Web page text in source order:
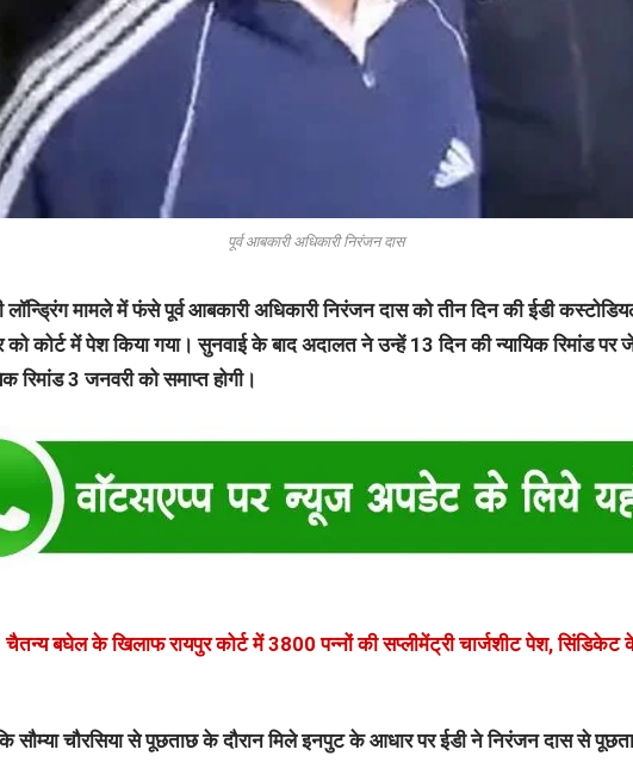
पूर्व आबकारी अधिकारी निरंजन दास
लॉन्ड्रिंग मामले में फंसे पूर्व आबकारी अधिकारी निरंजन दास को तीन दिन की ईडी
को कोर्ट में पेश किया गया। सुनवाई के बाद अदालत ने उन्हें 13 दिन की न्यायिक रिमांड
रिमांड 3 जनवरी को समाप्त होगी।
चैतन्य बघेल के खिलाफ रायपुर कोर्ट में 3800 पन्नों की सप्लीमेंट्री चार्जशीट पेश, सिंडिकेट
सौम्या चौरसिया से पूछताछ के दौरान मिले इनपुट के आधार पर ईडी ने निरंजन दास से